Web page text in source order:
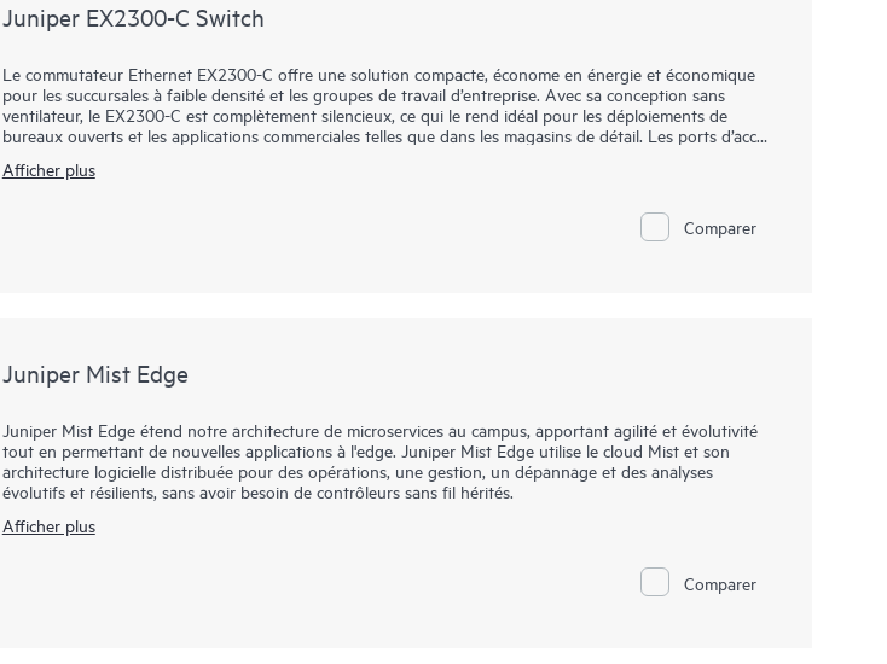
Juniper EX2300-C Switch
Le commutateur Ethernet EX2300-C offre une solution compacte, économe en énergie et économique
pour les succursales à faible densité et les groupes de travail d’entreprise. Avec sa conception sans
ventilateur, le EX2300-C est complètement silencieux, ce qui le rend idéal pour les déploiements de
bureaux ouverts et les applications commerciales telles que dans les magasins de détail. Les ports d’accès
les appareils réseau connectés.
Le EX2300-C est prêt pour le cloud et compatible ZTP, vous pouvez donc l'intégrer, le configurer et le
gérer avec Juniper Wired Assurance pour améliorer l'expérience des appareils connectés. De plus, le
Afficher plus
Comparer
Juniper Mist Edge
Juniper Mist Edge étend notre architecture de microservices au campus, apportant agilité et évolutivité
tout en permettant de nouvelles applications à l'edge. Juniper Mist Edge utilise le cloud Mist et son
architecture logicielle distribuée pour des opérations, une gestion, un dépannage et des analyses
évolutifs et résilients, sans avoir besoin de contrôleurs sans fil hérités.
Afficher plus
Comparer